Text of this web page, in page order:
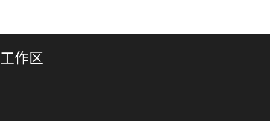
工作区